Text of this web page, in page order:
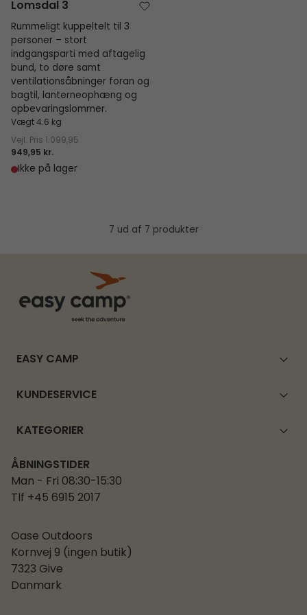
Lomsdal 3
Rummeligt kuppeltelt til 3
personer – stort
indgangsparti med aftagelig
bund, to døre samt
ventilationsåbninger foran og
bagtil, lanterneophæng og
opbevaringslommer.
Vægt 4.6 kg
Vejl. Pris 1.099,95
949,95 kr.
Ikke på lager
7 ud af 7 produkter
EASY CAMP
KUNDESERVICE
KATEGORIER
ÅBNINGSTIDER
Man - Fri 08:30-15:30
Tlf +45 6915 2017
Oase Outdoors
Kornvej 9 (ingen butik)
7323 Give
Danmark